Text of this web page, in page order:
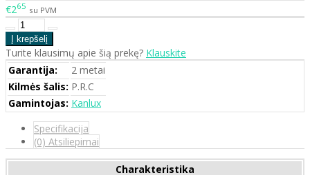
€265 su PVM
Turite klausimų apie šią prekę? Klauskite
Garantija:
2 metai
Kilmės šalis: P.R.C
Gamintojas: Kanlux
Specifikacija
(0) Atsiliepimai
Charakteristika